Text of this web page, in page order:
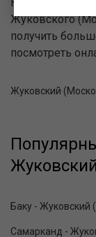
Жуковского
получить
посмотреть
Жуковский
Баку - Жуковский
Самарканд -